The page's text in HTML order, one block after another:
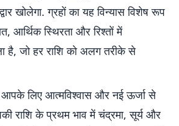
खोलेगा. ग्रहों का यह विन्यास विशेष रूप
आर्थिक स्थिरता और रिश्तों में
है, जो हर राशि को अलग तरीके से
आपके लिए आत्मविश्वास और नई ऊर्जा से
राशि के प्रथम भाव में चंद्रमा, सूर्य और